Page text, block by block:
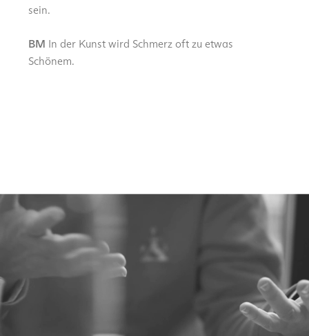
sein.
BM In der Kunst wird Schmerz oft zu etwas
Schönem.